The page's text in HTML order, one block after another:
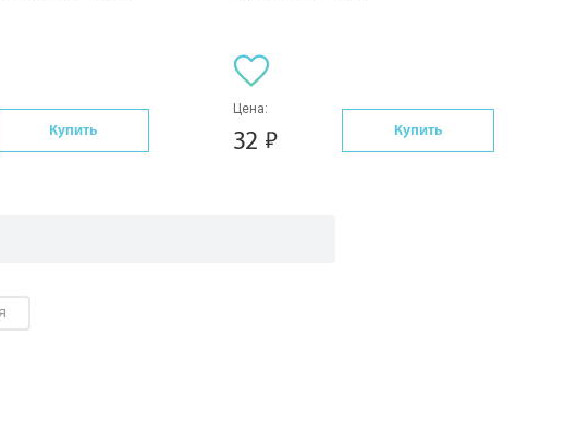
Купить
Цена:
32 Купить